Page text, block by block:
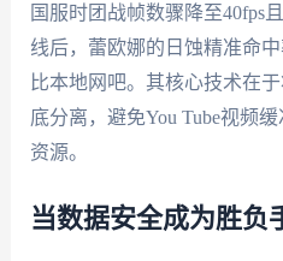
国服时团战帧数骤降至40fps
线后，蕾欧娜的日蚀精准命
比本地网吧。其核心技术在
底分离，避免You Tube视频
资源。
当数据安全成为胜负